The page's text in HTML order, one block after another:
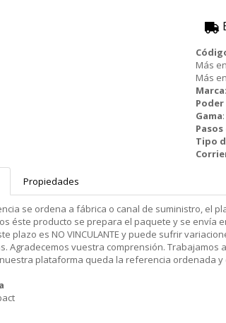
Más
Más
Marca:
Gama:
Tipo
Propiedades
se ordena a fábrica o canal de suministro, el
éste producto se prepara el paquete y se envía
plazo es NO VINCULANTE y puede sufrir
Agradecemos vuestra comprensión.
plataforma queda la referencia ordenada y